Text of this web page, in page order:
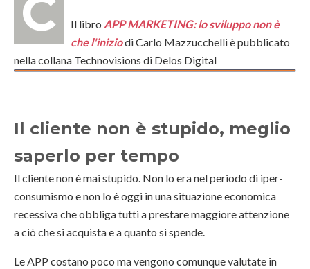
Il libro APP MARKETING: lo sviluppo non è
che l'iniziodi Carlo Mazzucchelli è pubblicato
nella collana Technovisions di Delos Digital
Il cliente non è stupido, meglio
saperlo per tempo
Il cliente non è mai stupido. Non lo era nel periodo di iper-
consumismo e non lo è oggi in una situazione economica
recessiva che obbliga tutti a prestare maggiore attenzione
a ciò che si acquista e a quanto si spende.
Le APP costano poco ma vengono comunque valutate in